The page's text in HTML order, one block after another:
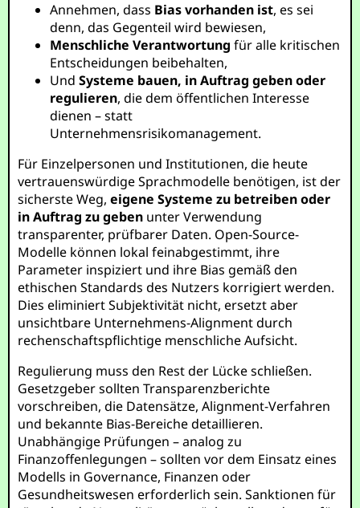
Annehmen, dass Bias vorhanden ist, es sei
denn, das Gegenteil wird bewiesen,
Menschliche Verantwortung für alle kritischen
Entscheidungen beibehalten,
UndSysteme bauen, in Auftrag geben oder
regulieren, die dem öffentlichen Interesse
dienen – statt
Unternehmensrisikomanagement.
Für Einzelpersonen und Institutionen, die heute
vertrauenswürdige Sprachmodelle benötigen, ist der
sicherste Weg,eigene Systeme zu betreiben oder
in Auftrag zu geben unter Verwendung
transparenter, prüfbarer Daten. Open-Source-
Modelle können lokal feinabgestimmt, ihre
Parameter inspiziert und ihre Bias gemäß den
ethischen Standards des Nutzers korrigiert werden.
Dies eliminiert Subjektivität nicht, ersetzt aber
unsichtbare Unternehmens-Alignment durch
rechenschaftspflichtige menschliche Aufsicht.
Regulierung muss den Rest der Lücke schließen.
Gesetzgeber sollten Transparenzberichte
vorschreiben, die Datensätze, Alignment-Verfahren
und bekannte Bias-Bereiche detaillieren.
Unabhängige Prüfungen – analog zu
Finanzoffenlegungen – sollten vor dem Einsatz eines
Modells in Governance, Finanzen oder
Gesundheitswesen erforderlich sein. Sanktionen für